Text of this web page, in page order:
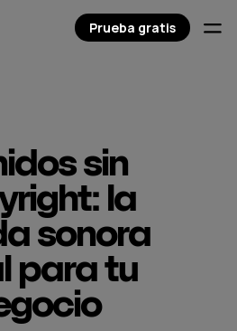
sin
la
sonora
para tu
Prueba gratis